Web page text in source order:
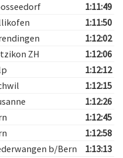
1:11:49
1:11:50
1:12:02
ZH
1:12:06
1:12:12
1:12:15
1:12:26
1:12:45
1:12:58
b/Bern
1:13:13